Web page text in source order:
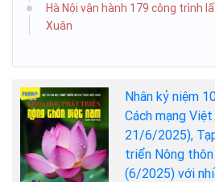
Hà Nội vận hành 179 công trình
Xuân
Nhân kỷ niệm
Cách mạng
21/6/2025),
triển Nông
(6/2025) với